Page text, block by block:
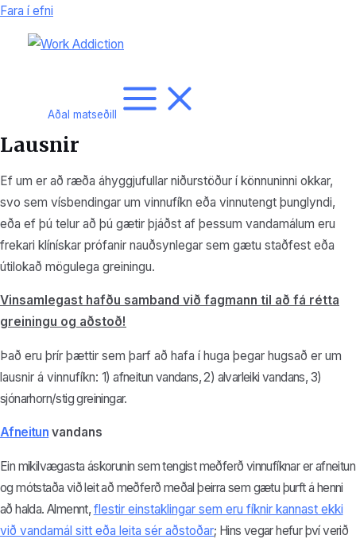
Fara í efni
Aðal matseðill
Lausnir
Ef um er að ræða áhyggjufullar niðurstöður í könnuninni okkar,
svo sem vísbendingar um vinnufíkn eða vinnutengt þunglyndi,
eða ef þú telur að þú gætir þjáðst af þessum vandamálum eru
frekari klínískar prófanir nauðsynlegar sem gætu staðfest eða
útilokað mögulega greiningu.
Vinsamlegast hafðu samband við fagmann til að fá rétta
greiningu og aðstoð!
Það eru þrír þættir sem þarf að hafa í huga þegar hugsað er um
lausnir á vinnufíkn: 1) afneitun vandans, 2) alvarleiki vandans, 3)
sjónarhorn/stig greiningar.
Afneitun vandans
Ein mikilvægasta áskorunin sem tengist meðferð vinnufíknar er afneitun
og mótstaða við leit að meðferð meðal þeirra sem gætu þurft á henni
að halda. Almennt, flestir einstaklingar sem eru fíknir kannast ekki
við vandamál sitt eða leita sér aðstoðar; Hins vegar hefur því verið